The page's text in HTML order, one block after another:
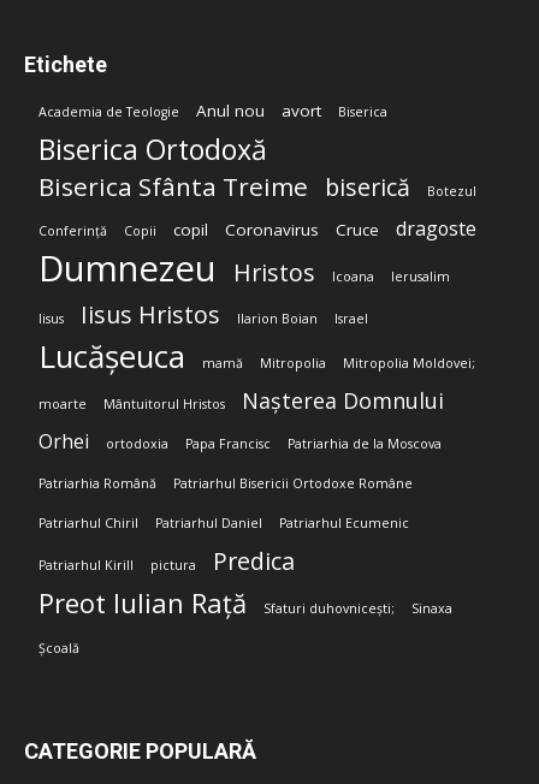
Etichete
Academia de Teologie Anul nou avort Biserica
Biserica Ortodoxă
Biserica Sfânta Treime biserică Botezul
Conferință Copii copil Coronavirus Cruce dragoste
Dumnezeu Hristos Icoana Ierusalim
Iisus Iisus Hristos Ilarion Boian Israel
Lucășeuca mamă Mitropolia Mitropolia Moldovei;
moarte Mântuitorul Hristos Nașterea Domnului
Orhei ortodoxia Papa Francisc Patriarhia de la Moscova
Patriarhia Română Patriarhul Bisericii Ortodoxe Române
Patriarhul Chiril Patriarhul Daniel Patriarhul Ecumenic
Patriarhul Kirill pictura Predica
Preot Iulian Rață Sfaturi duhovnicești; Sinaxa
Școală
CATEGORIE POPULARĂ